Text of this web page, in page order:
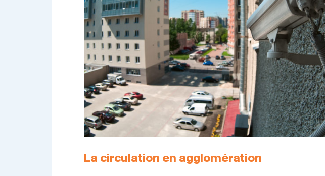
La circulation en agglomération